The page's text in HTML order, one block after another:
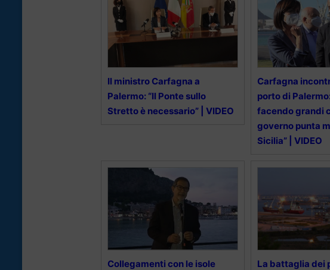
Il ministro Carfagna a
Palermo: “Il Ponte sullo
Stretto è necessario” | VIDEO
Carfagna
porto di
facendo grandi
governo punta
Sicilia” | VIDEO
Collegamenti con le isole
La battaglia dei